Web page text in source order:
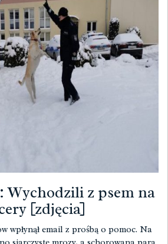
Wychodzili z psem na
[zdjęcia]
wpłynął email z prośbą o pomoc. Na